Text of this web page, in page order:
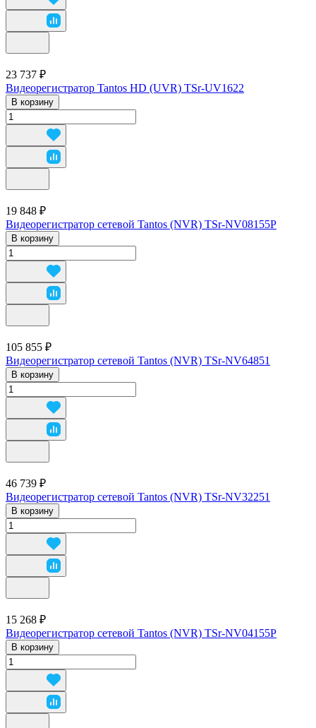
23 737 ₽
Видеорегистратор Tantos HD (UVR) TSr-UV1622
В корзину
19 848 ₽
Видеорегистратор сетевой Tantos (NVR) TSr-NV08155P
В корзину
105 855 ₽
Видеорегистратор сетевой Tantos (NVR) TSr-NV64851
В корзину
46 739 ₽
Видеорегистратор сетевой Tantos (NVR) TSr-NV32251
В корзину
15 268 ₽
Видеорегистратор сетевой Tantos (NVR) TSr-NV04155P
В корзину